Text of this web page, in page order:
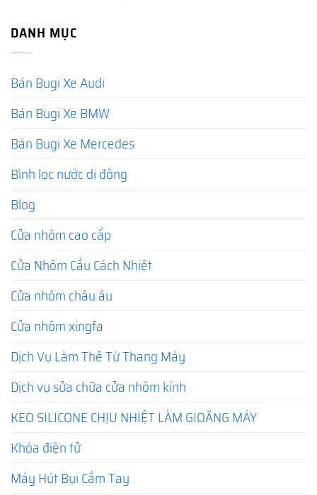
DANH MỤC
Bán Bugi Xe Audi
Bán Bugi Xe BMW
Bán Bugi Xe Mercedes
Bình lọc nước di động
Blog
Cửa nhôm cao cấp
Cửa Nhôm Cầu Cách Nhiệt
Cửa nhôm châu âu
Cửa nhôm xingfa
Dịch Vụ Làm Thẻ Từ Thang Máy
Dịch vụ sửa chữa cửa nhôm kính
KEO SILICONE CHỊU NHIỆT LÀM GIOĂNG MÁY
Khóa điện tử
Máy Hút Bụi Cầm Tay